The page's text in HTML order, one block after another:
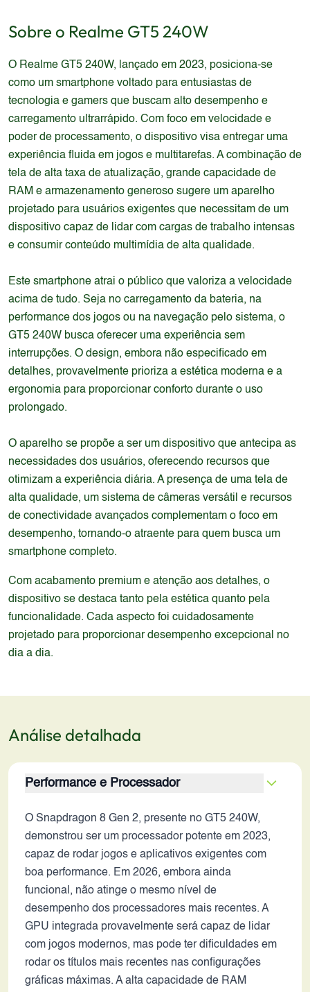
Sobre o Realme GT5 240W
O Realme GT5 240W, lançado em 2023, posiciona-se
como um smartphone voltado para entusiastas de
tecnologia e gamers que buscam alto desempenho e
carregamento ultrarrápido. Com foco em velocidade e
poder de processamento, o dispositivo visa entregar uma
experiência fluida em jogos e multitarefas. A combinação de
tela de alta taxa de atualização, grande capacidade de
RAM e armazenamento generoso sugere um aparelho
projetado para usuários exigentes que necessitam de um
dispositivo capaz de lidar com cargas de trabalho intensas
e consumir conteúdo multimídia de alta qualidade.
Este smartphone atrai o público que valoriza a velocidade
acima de tudo. Seja no carregamento da bateria, na
performance dos jogos ou na navegação pelo sistema, o
GT5 240W busca oferecer uma experiência sem
interrupções. O design, embora não especificado em
detalhes, provavelmente prioriza a estética moderna e a
ergonomia para proporcionar conforto durante o uso
prolongado.
O aparelho se propõe a ser um dispositivo que antecipa as
necessidades dos usuários, oferecendo recursos que
otimizam a experiência diária. A presença de uma tela de
alta qualidade, um sistema de câmeras versátil e recursos
de conectividade avançados complementam o foco em
desempenho, tornando-o atraente para quem busca um
smartphone completo.
Com acabamento premium e atenção aos detalhes, o
dispositivo se destaca tanto pela estética quanto pela
funcionalidade. Cada aspecto foi cuidadosamente
projetado para proporcionar desempenho excepcional no
dia a dia.
Análise detalhada
Performance e Processador
O Snapdragon 8 Gen 2, presente no GT5 240W,
demonstrou ser um processador potente em 2023,
capaz de rodar jogos e aplicativos exigentes com
boa performance. Em 2026, embora ainda
funcional, não atinge o mesmo nível de
desempenho dos processadores mais recentes. A
GPU integrada provavelmente será capaz de lidar
com jogos modernos, mas pode ter dificuldades em
rodar os títulos mais recentes nas configurações
gráficas máximas. A alta capacidade de RAM